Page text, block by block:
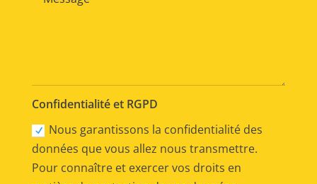
Confidentialité et RGPD
Nous garantissons la confidentialité des
données que vous allez nous transmettre.
Pour connaître et exercer vos droits en